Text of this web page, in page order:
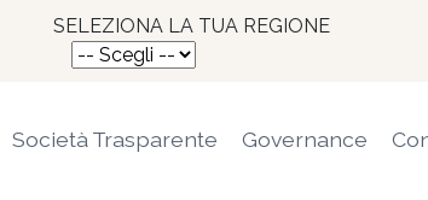
SELEZIONA LA TUA REGIONE
Società Trasparente Governance